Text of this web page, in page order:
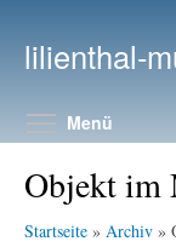
lilienthal-
Menü
Objekt im
Startseite » Archiv »